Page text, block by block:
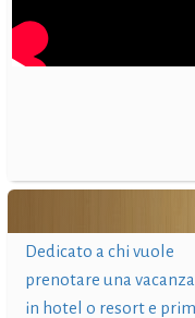
Dedicato a chi vuole
prenotare una vacanza
in hotel o resort e